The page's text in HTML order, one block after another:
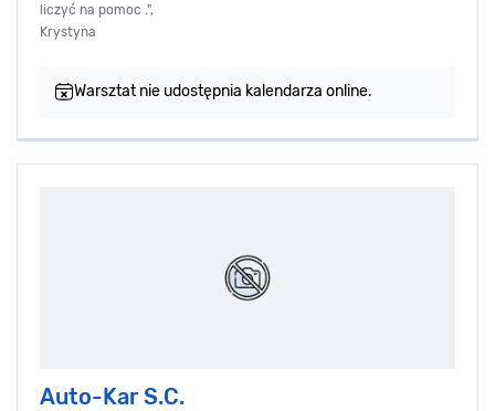
liczyć na pomoc .",
Krystyna
Warsztat nie udostępnia kalendarza online.
Auto-Kar S.C.